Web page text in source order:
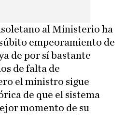
al Ministerio ha
empeoramiento de
de por sí bastante
de falta de
el ministro sigue
de que el sistema
momento de su